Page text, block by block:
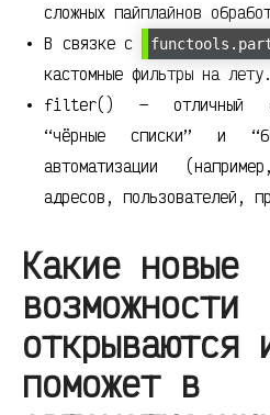
сложных пайплайнов
В связке с
кастомные фильтры на лету.
filter() — отличный
“чёрные списки” и
автоматизации
адресов, пользователей,
Какие новые
возможности
открываются
поможет в